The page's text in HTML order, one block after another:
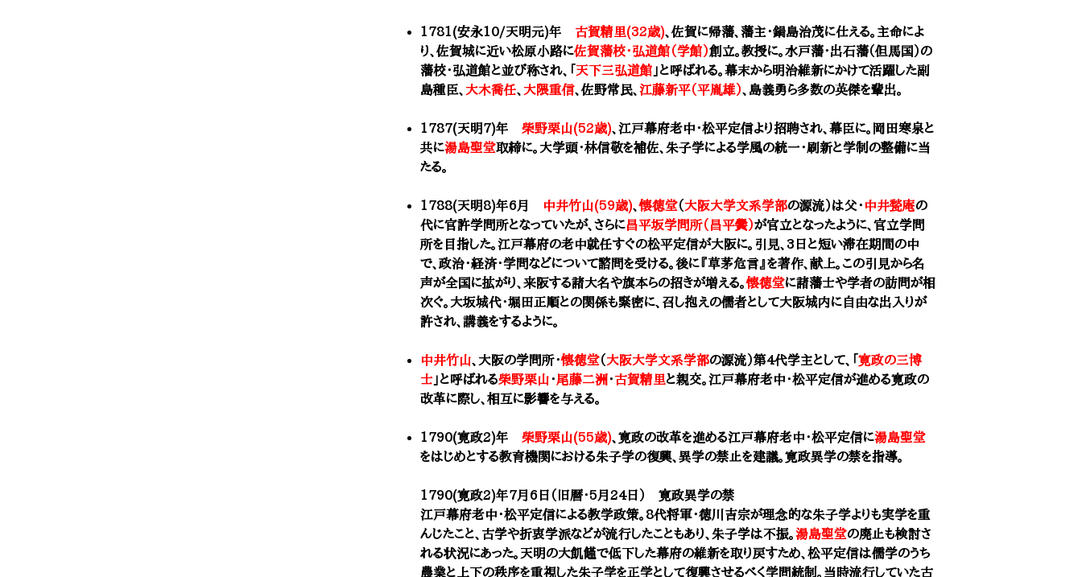
1781(安永10/天明元)年 古賀精里(32歳)、佐賀に帰藩、藩主・鍋島治茂に仕える。主命によ
り、佐賀城に近い松原小路に佐賀藩校・弘道館（学館）創立。教授に。水戸藩・出石藩（但馬国）の
藩校・弘道館と並び称され、
天下三弘道館 」と呼ばれる。幕末から明治維新にかけて活躍した副
島種臣、 大木喬任、 大隈重信、佐野常民、 江藤新平（平胤雄）、島義勇ら多数の英傑を輩出。
1787(天明7)年 柴野栗山(52歳)、江戸幕府老中・松平定信より招聘され、幕臣に。岡田寒泉と
共に湯島聖堂取締に。大学頭・林信敬を補佐、朱子学による学風の統一・刷新と学制の整備に当
たる。
1788(天明8)年6月 中井竹山(59歳)、懐徳堂（大阪大学文系学部の源流）は父・ 中井甃庵の
代に官許学問所となっていたが、さらに昌平坂学問所（昌平黌）が官立となったように、官立学問
所を目指した。江戸幕府の老中就任すぐの松平定信が大阪に。引見、3日と短い滞在期間の中
で、政治・経済・学問などについて諮問を受ける。後に『草茅危言』を著作、献上。この引見から名
声が全国に拡がり、来阪する諸大名や旗本らの招きが増える。懐徳堂に諸藩士や学者の訪問が相
次ぐ。大坂城代・堀田正順との関係も緊密に、召し抱えの儒者として大阪城内に自由な出入りが
許され、講義をするように。
中井竹山、大阪の学問所・懐徳堂（大阪大学文系学部の源流）第4代学主として、「 寛政の三博
士 」と呼ばれる柴野栗山・尾藤二洲・古賀精里と親交。江戸幕府老中・松平定信が進める寛政の
改革に際し、相互に影響を与える。
1790(寛政2)年 柴野栗山(55歳)、寛政の改革を進める江戸幕府老中・松平定信に湯島聖堂
をはじめとする教育機関における朱子学の復興、異学の禁止を建議。寛政異学の禁を指導。
1790(寛政2)年7月6日（旧暦・5月24日） 寛政異学の禁
江戸幕府老中・松平定信による教学政策。8代将軍・徳川吉宗が理念的な朱子学よりも実学を重
んじたこと、古学や折衷学派などが流行したこともあり、朱子学は不振。湯島聖堂の廃止も検討さ
れる状況にあった。天明の大飢饉で低下した幕府の維新を取り戻すため、松平定信は儒学のうち
農業と上下の秩序を重視した朱子学を正学として復興させるべく学問統制。当時流行していた古